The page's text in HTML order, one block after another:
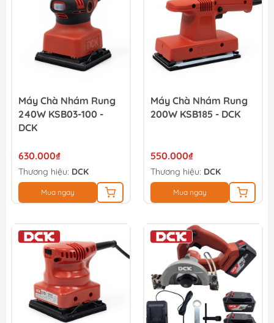
Máy Chà Nhám Rung
240W KSB03-100 -
DCK
630.000₫
Thương hiệu: DCK
Mua ngay
Máy Chà Nhám Rung
200W KSB185 - DCK
550.000₫
Thương hiệu: DCK
Mua ngay